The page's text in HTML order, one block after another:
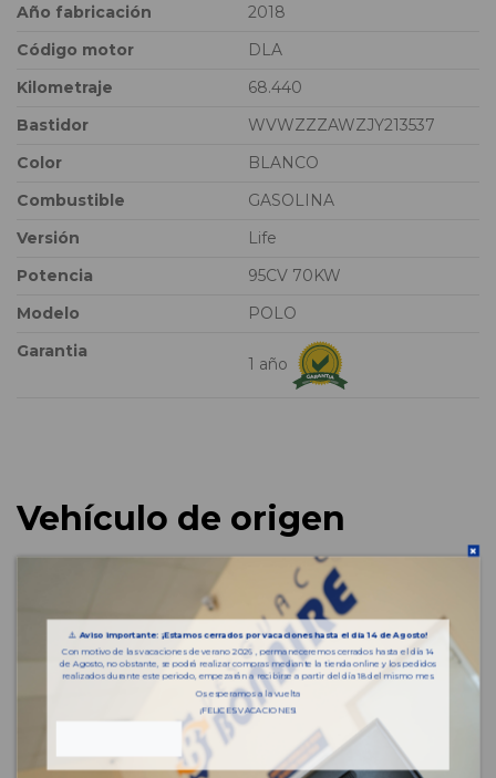
Año fabricación
2018
Código motor
DLA
Kilometraje
68.440
Bastidor
WVWZZZAWZJY213537
Color
BLANCO
Combustible
GASOLINA
Versión
Life
Potencia
95CV 70KW
Modelo
POLO
Garantia
1 año
Vehículo de origen
⚠️Aviso importante: ¡Estamos cerrados por vacaciones hasta el día 14 de Agosto!
Con motivo de las vacaciones de verano 2026 , permaneceremos cerrados hasta el día 14
de Agosto, no obstante, se podrá realizar compras mediante la tienda online y los pedidos
realizados durante este periodo, empezarán a recibirse a partir del día 18 del mismo mes.
Os esperamos a la vuelta
¡FELICES VACACIONES!